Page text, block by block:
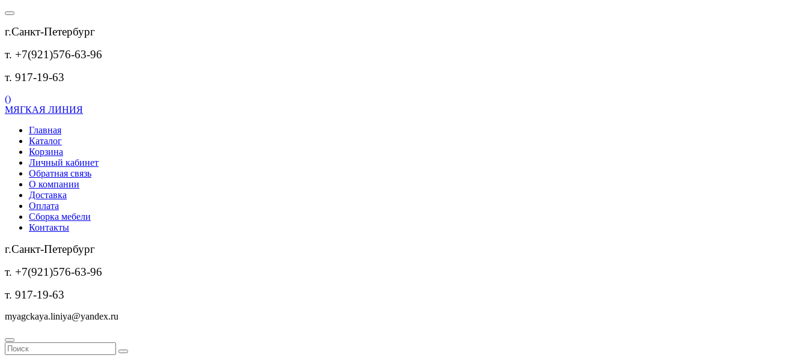
г.Санкт-Петербург
т. +7(921)576-63-96
т. 917-19-63
()
МЯГКАЯ ЛИНИЯ
Главная
Каталог
Корзина
Личный кабинет
Обратная связь
О компании
Доставка
Оплата
Сборка мебели
Контакты
г.Санкт-Петербург
т. +7(921)576-63-96
т. 917-19-63
myagckaya.liniya@yandex.ru